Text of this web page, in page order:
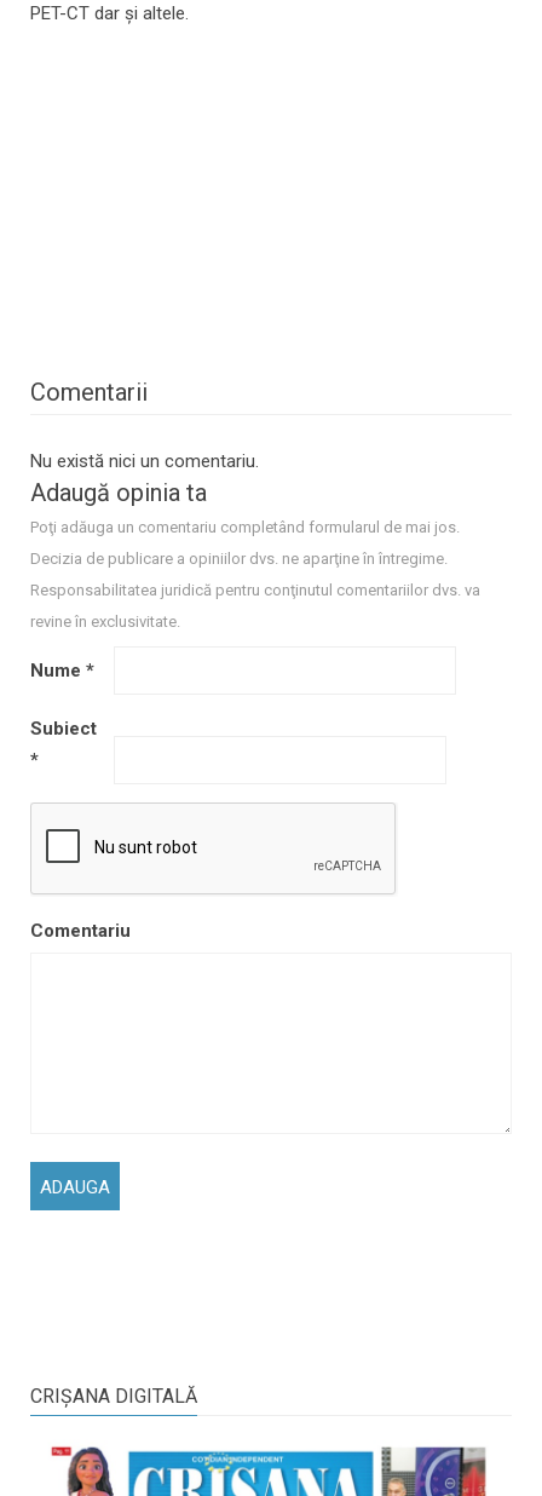
PET-CT dar și altele.
Comentarii
Nu există nici un comentariu.
Adaugă opinia ta
Poţi adăuga un comentariu completând formularul de mai jos.
Decizia de publicare a opiniilor dvs. ne aparţine în întregime.
Responsabilitatea juridică pentru conţinutul comentariilor dvs. va
revine în exclusivitate.
Nume *
Subiect
*
Comentariu
CRIŞANA DIGITALĂ